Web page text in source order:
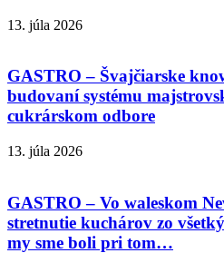
13. júla 2026
GASTRO – Švajčiarske
budovaní systému
cukrárskom odbore
13. júla 2026
GASTRO – Vo waleskom
stretnutie kuchárov zo
my sme boli pri tom…